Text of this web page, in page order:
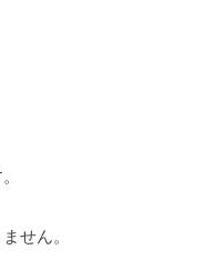
せん。